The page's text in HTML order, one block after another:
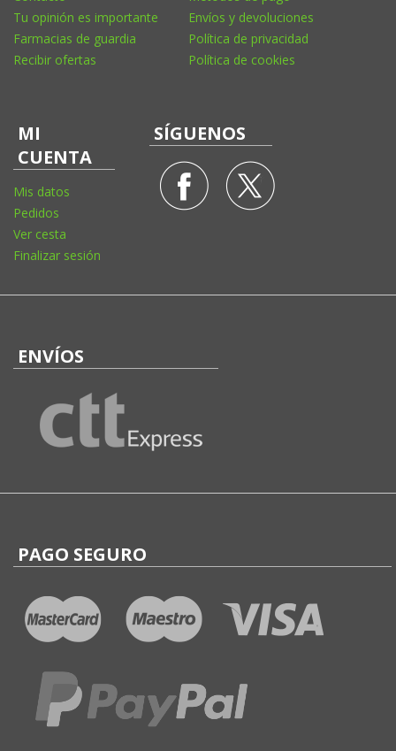
Tu opinión es importante
Farmacias de guardia
Recibir ofertas
Envíos y devoluciones
Política de privacidad
Política de cookies
MI
CUENTA
Mis datos
Pedidos
Ver cesta
Finalizar sesión
SÍGUENOS
ENVÍOS
PAGO SEGURO